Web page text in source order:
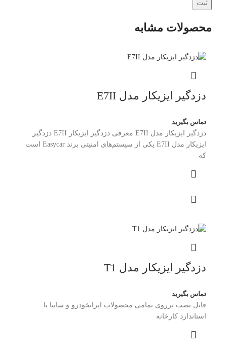
محصولات مشابه
دزدگیر ایزیکار مدل E7II
تماس بگیرید
دزدگیر ایزیکار مدل E7II معرفی دزدگیر ایزیکار E7II دزدگیر
ایزیکار مدل E7II یکی از سیستم‌های امنیتی برند Easycar است
که
دزدگیر ایزیکار مدل T1
تماس بگیرید
قابل نصب برروی تمامی محصولات ایرانخودرو و سایپا با
استاندارد کارخانه